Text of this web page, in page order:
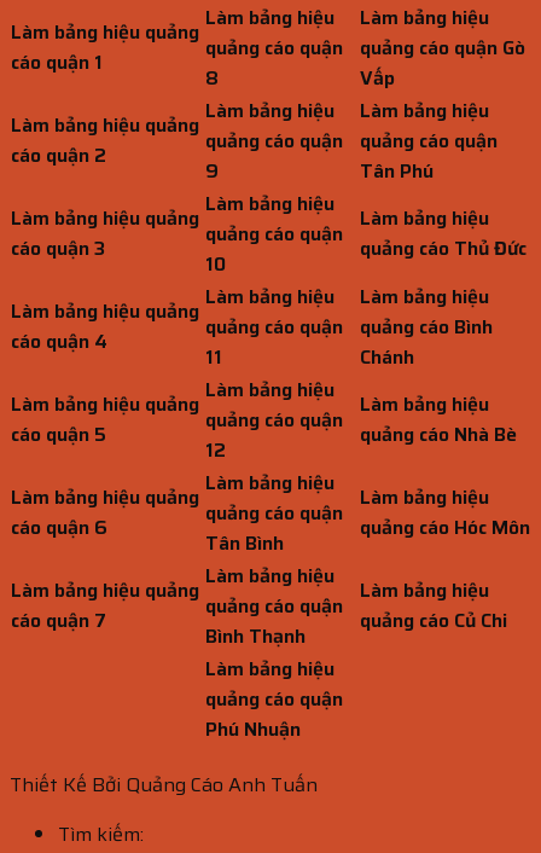
Làm bảng hiệu quảng
cáo quận 1
Làm bảng hiệu
quảng cáo quận
8
Làm bảng hiệu
quảng cáo quận Gò
Vấp
Làm bảng hiệu quảng
cáo quận 2
Làm bảng hiệu
quảng cáo quận
9
Làm bảng hiệu
quảng cáo quận
Tân Phú
Làm bảng hiệu quảng
cáo quận 3
Làm bảng hiệu
quảng cáo quận
10
Làm bảng hiệu
quảng cáo Thủ Đức
Làm bảng hiệu quảng
cáo quận 4
Làm bảng hiệu
quảng cáo quận
11
Làm bảng hiệu
quảng cáo Bình
Chánh
Làm bảng hiệu quảng
cáo quận 5
Làm bảng hiệu
quảng cáo quận
12
Làm bảng hiệu
quảng cáo Nhà Bè
Làm bảng hiệu quảng
cáo quận 6
Làm bảng hiệu
quảng cáo quận
Tân Bình
Làm bảng hiệu
quảng cáo Hóc Môn
Làm bảng hiệu quảng
cáo quận 7
Làm bảng hiệu
quảng cáo quận
Bình Thạnh
Làm bảng hiệu
quảng cáo Củ Chi
Làm bảng hiệu
quảng cáo quận
Phú Nhuận
Thiết Kế Bởi Quảng Cáo Anh Tuấn
Tìm kiếm: